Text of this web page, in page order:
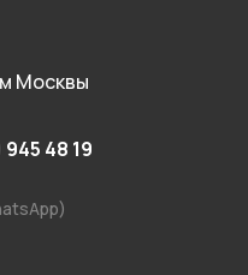
Москвы
945 48 19